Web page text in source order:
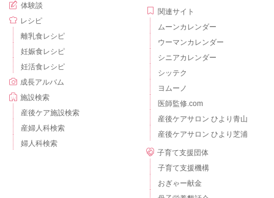
体験談
レシピ
離乳食レシピ
妊娠食レシピ
妊活食レシピ
成長アルバム
施設検索
産後ケア施設検索
産婦人科検索
婦人科検索
関連サイト
ムーンカレンダー
ウーマンカレンダー
シニアカレンダー
シッテク
ヨムーノ
医師監修.com
産後ケアサロン ひより青山
産後ケアサロン ひより芝浦
子育て支援団体
子育て支援機構
おぎゃー献金